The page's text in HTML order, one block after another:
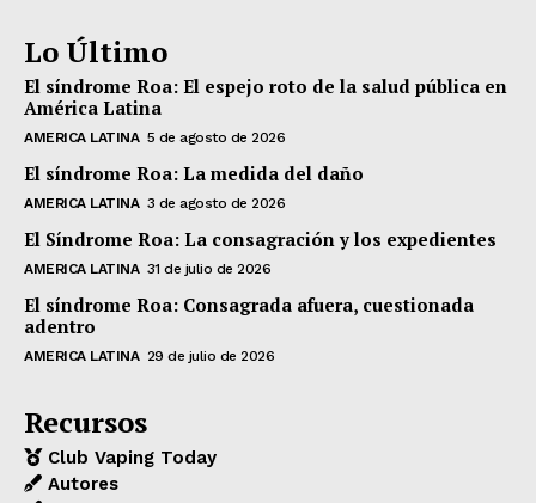
Lo Último
El síndrome Roa: El espejo roto de la salud pública en
América Latina
AMERICA LATINA 5 de agosto de 2026
El síndrome Roa: La medida del daño
AMERICA LATINA 3 de agosto de 2026
El Síndrome Roa: La consagración y los expedientes
AMERICA LATINA 31 de julio de 2026
El síndrome Roa: Consagrada afuera, cuestionada
adentro
AMERICA LATINA 29 de julio de 2026
Recursos
Club Vaping Today
Autores